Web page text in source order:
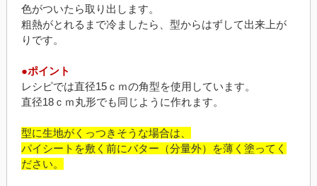
色がついたら取り出します。
粗熱がとれるまで冷ましたら、型からはずして出来上が
りです。
●ポイント
レシピでは直径15ｃｍの角型を使用しています。
直径18ｃｍ丸形でも同じように作れます。
型に生地がくっつきそうな場合は、
パイシートを敷く前にバター（分量外）を薄く塗ってく
ださい。